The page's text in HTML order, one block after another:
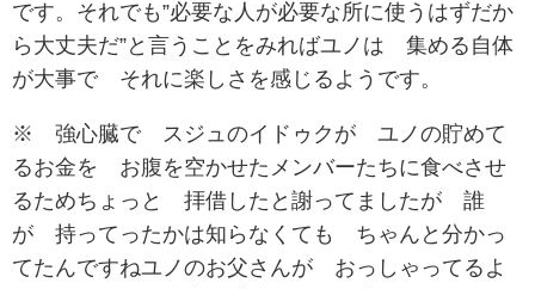
です。それでも”必要な人が必要な所に使うはずだか
ら大丈夫だ”と言うことをみればユノは 集める自体
が大事で それに楽しさを感じるようです。
※ 強心臓で スジュのイドゥクが ユノの貯めて
るお金を お腹を空かせたメンバーたちに食べさせ
るためちょっと 拝借したと謝ってましたが 誰
が 持ってったかは知らなくても ちゃんと分かっ
てたんですねユノのお父さんが おっしゃってるよ